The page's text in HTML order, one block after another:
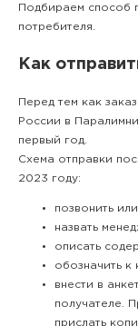
Подбираем способ
потребителя.
Как
Перед тем как
России в
первый год.
Схема отправки
2023 году:
позвонить
назвать
описать
обозначить к
внести в
получателе.
прислать